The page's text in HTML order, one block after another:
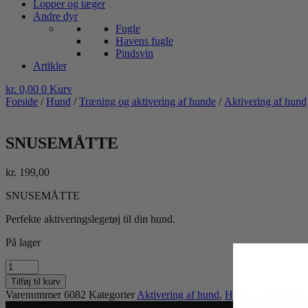
Lopper og tæger
Andre dyr
Fugle
Havens fugle
Pindsvin
Artikler
kr. 0,00 0 Kurv
Forside /Hund /Træning og aktivering af hunde / Aktivering af hund
SNUSEMÅTTE
kr. 199,00
SNUSEMÅTTE
Perfekte aktiveringslegetøj til din hund.
På lager
SNUSEMÅTTE
antal
Tilføj til kurv
Varenummer 6082 Kategorier Aktivering af hund, Hund